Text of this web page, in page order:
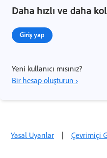
Daha hızlı ve daha
Giriş yap
Yeni kullanıcı mısınız?
Bir hesap oluşturun ›
Yasal Uyarılar | Çevrimiçi